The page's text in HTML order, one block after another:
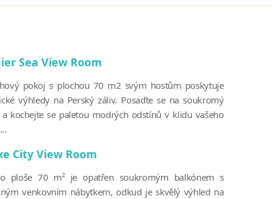
Sea View Room
pokoj s plochou 70 m2 svým hostům poskytuje
výhledy na Perský záliv. Posaďte se na soukromý
kochejte se paletou modrých odstínů v klidu vašeho
City View Room
ploše 70 m² je opatřen soukromým balkónem s
venkovním nábytkem, odkud je skvělý výhled na